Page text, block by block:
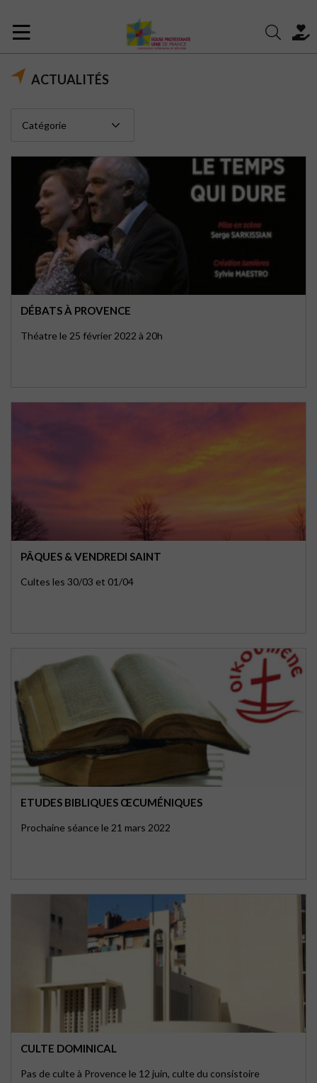
ACTUALITÉS
DÉBATS À PROVENCE
Théatre le 25 février 2022 à 20h
PÂQUES & VENDREDI SAINT
Cultes les 30/03 et 01/04
ETUDES BIBLIQUES ŒCUMÉNIQUES
Prochaine séance le 21 mars 2022
CULTE DOMINICAL
Pas de culte à Provence le 12 juin, culte du consistoire